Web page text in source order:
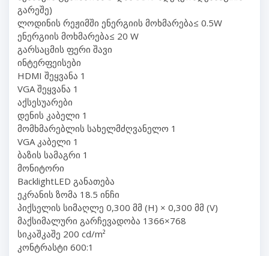
გარეშე)
ლოდინის რეჟიმში ენერგიის მოხმარება≤ 0.5W
ენერგიის მოხმარება≤ 20 W
გარსაცმის ფერი შავი
ინტერფეისები
HDMI შეყვანა 1
VGA შეყვანა 1
აქსესუარები
დენის კაბელი 1
მომხმარებლის სახელმძღვანელო 1
VGA კაბელი 1
ბაზის სამაგრი 1
მონიტორი
BacklightLED განათება
ეკრანის ზომა 18.5 ინჩი
პიქსელის სიმაღლე 0,300 მმ (H) × 0,300 მმ (V)
მაქსიმალური გარჩევადობა 1366×768
სიკაშკაშე 200 cd/m²
კონტრასტი 600:1